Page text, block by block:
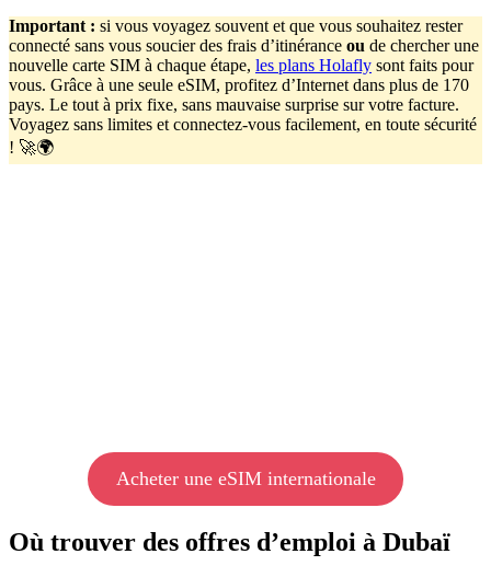
Important : si vous voyagez souvent et que vous souhaitez rester
connecté sans vous soucier des frais d’itinérance ou de chercher une
nouvelle carte SIM à chaque étape, les plans Holafly sont faits pour
vous. Grâce à une seule eSIM, profitez d’Internet dans plus de 170
pays. Le tout à prix fixe, sans mauvaise surprise sur votre facture.
Voyagez sans limites et connectez-vous facilement, en toute sécurité
! 🚀🌍
Acheter une eSIM internationale
Où trouver des offres d’emploi à Dubaï